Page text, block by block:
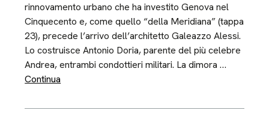
rinnovamento urbano che ha investito Genova nel
Cinquecento e, come quello “della Meridiana” (tappa
23), precede l’arrivo dell’architetto Galeazzo Alessi.
Lo costruisce Antonio Doria, parente del più celebre
Andrea, entrambi condottieri militari. La dimora …
Continua